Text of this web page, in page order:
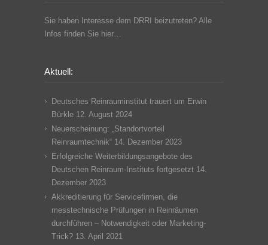
Sie haben Interesse dem DRRI beizutreten? Alle
Infos finden Sie hier…
Aktuell:
Deutsches Reinrauminstitut trauert um Erwin
Bürkle 12. August 2024
Neuerscheinung: „Standortvorteil
Reinraumtechnik“ 14. Dezember 2023
Erfolgreiche Weiterbildungsangebote des
Deutschen Reinraum-Instituts fortgesetzt 14.
Dezember 2023
Akkreditierung für Servicefirmen, die
messtechnische Prüfungen in Reinräumen
durchführen – Notwendigkeit oder Marketing-
Trick? 13. April 2021